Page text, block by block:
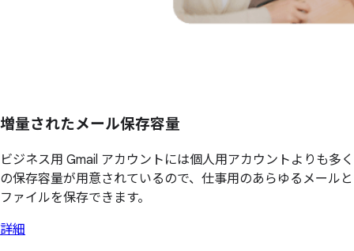
増量されたメール保存容量
ビジネス用 Gmail アカウントには個人用アカウントよりも多く
の保存容量が用意されているので、仕事用のあらゆるメールと
ファイルを保存できます。
詳細